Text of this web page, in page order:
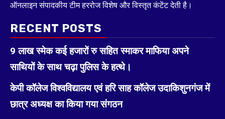
ऑनलाइन संपादकीय टीम हररोज विशेष और विस्तृत कंटेंट देती है।
RECENT POSTS
9 लाख स्मेक कई हजारों रु सहित स्माकर माफिया अपने
साथियों के साथ चढ़ा पुलिस के हत्थे।
केपी कॉलेज विश्वविद्यालय एवं हरि साह कॉलेज उदाकिशुनगंज में
छात्र अध्यक्ष का किया गया संगठन